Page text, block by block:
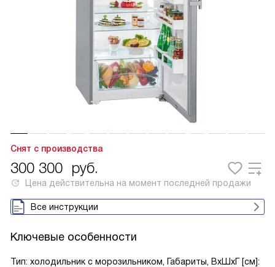
Снят с производства
300 300 руб.
Цена действительна на момент последней продажи
Все инструкции
Ключевые особенности
Тип: холодильник с морозильником, Габариты, ВxШxГ [см]: